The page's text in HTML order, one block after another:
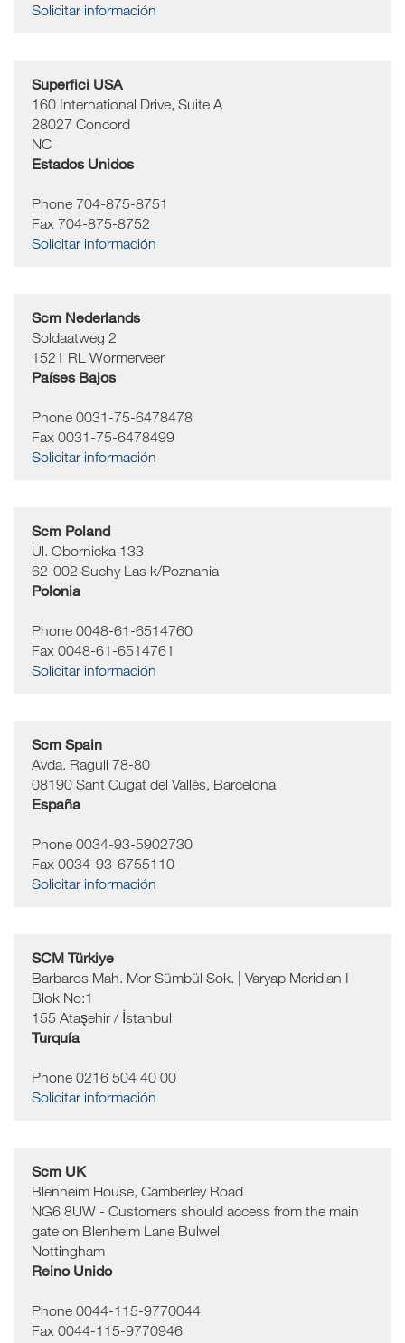
Solicitar información
Superfici USA
160 International Drive, Suite A
28027 Concord
NC
Estados Unidos
Phone 704-875-8751
Fax 704-875-8752
Solicitar información
Scm Nederlands
Soldaatweg 2
1521 RL Wormerveer
Países Bajos
Phone 0031-75-6478478
Fax 0031-75-6478499
Solicitar información
Scm Poland
Ul. Obornicka 133
62-002 Suchy Las k/Poznania
Polonia
Phone 0048-61-6514760
Fax 0048-61-6514761
Solicitar información
Scm Spain
Avda. Ragull 78-80
08190 Sant Cugat del Vallès, Barcelona
España
Phone 0034-93-5902730
Fax 0034-93-6755110
Solicitar información
SCM Türkiye
Barbaros Mah. Mor Sümbül Sok. | Varyap Meridian I
Blok No:1
155 Ataşehir / İstanbul
Turquía
Phone 0216 504 40 00
Solicitar información
Scm UK
Blenheim House, Camberley Road
NG6 8UW - Customers should access from the main
gate on Blenheim Lane Bulwell
Nottingham
Reino Unido
Phone 0044-115-9770044
Fax 0044-115-9770946